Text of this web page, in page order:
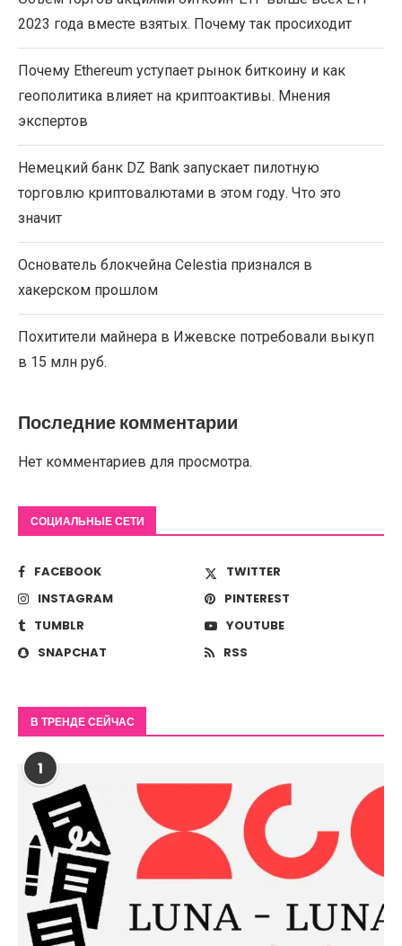
2023 года вместе взятых. Почему так просиходит
Почему Ethereum уступает рынок биткоину и как
геополитика влияет на криптоактивы. Мнения
экспертов
Немецкий банк DZ Bank запускает пилотную
торговлю криптовалютами в этом году. Что это
значит
Основатель блокчейна Celestia признался в
хакерском прошлом
Похитители майнера в Ижевске потребовали выкуп
в 15 млн руб.
Последние комментарии
Нет комментариев для просмотра.
СОЦИАЛЬНЫЕ СЕТИ
FACEBOOK
TWITTER
INSTAGRAM
PINTEREST
TUMBLR
YOUTUBE
SNAPCHAT
RSS
В ТРЕНДЕ СЕЙЧАС
1